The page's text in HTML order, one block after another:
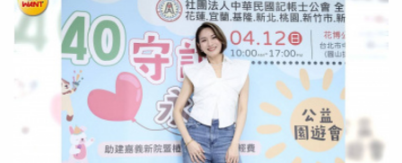
瑤瑤經過韓國抗議活動現場，拿免費食物拍照上傳挨轟。
（圖／翻攝自瑤瑤IG）其實演藝圈曾被爆出是「免費仔」傳
言爭議不只王子，昔日的「黑澀會妹妹」黃喬歆（瑤瑤），
去年赴韓旅遊時行經抗議現場，不僅拍照打卡，還分享自己
拿到免費食物，形容現場宛如「
園遊會 」，引發網友撻伐，
認為她將嚴肅社會運動輕率娛樂化，甚至有消費他人苦難之
嫌。面對輿論壓力，瑤瑤最後刪除了相關貼文。女F4前成員